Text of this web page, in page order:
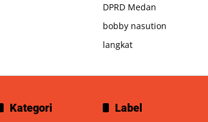
DPRD Medan
bobby nasution
langkat
Kategori Label